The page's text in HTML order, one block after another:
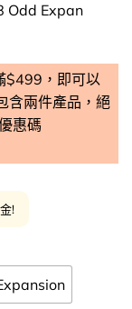
Odd Expan
$499，即可以
含兩件產品，絕
惠碼
!